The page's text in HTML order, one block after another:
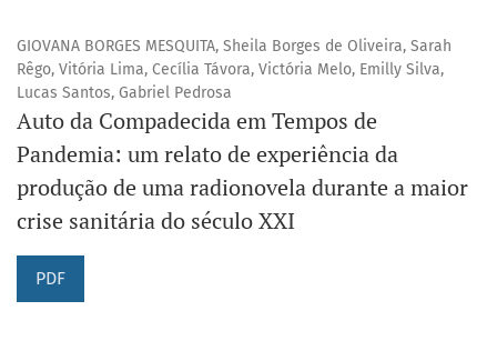
GIOVANA BORGES MESQUITA, Sheila Borges de Oliveira, Sarah
Rêgo, Vitória Lima, Cecília Távora, Victória Melo, Emilly Silva,
Lucas Santos, Gabriel Pedrosa
Auto da Compadecida em Tempos de
Pandemia: um relato de experiência da
produção de uma radionovela durante a maior
crise sanitária do século XXI
PDF